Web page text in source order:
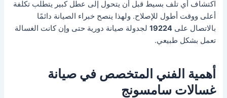
اكتشاف أي تلف بسيط قبل أن يتحول إلى عطل كبير يتطلب تكلفة
أعلى ووقت أطول للإصلاح. ولهذا ينصح خبراء الصيانة دائمًا
بالاتصال على19224 لجدولة صيانة دورية حتى وإن كانت الغسالة
تعمل بشكل طبيعي.
أهمية الفني المتخصص في صيانة
غسالات سامسونج